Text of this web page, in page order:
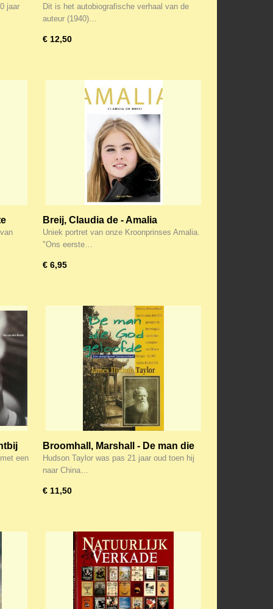
jaar
Kampdagboeken en bersiap
Dit is het autobiografische verhaal van de
auteur (1940)…
€ 12,50
Breij, Claudia de - Amalia
Uniek portret van onze Kroonprinses Amalia.
"Ons eerste…
€ 6,95
een
Broomhall, Marshall - De man die
God geloofde (James Hudson
Taylor)
Hudson Taylor was pas 21 jaar oud toen hij
naar China…
€ 11,50